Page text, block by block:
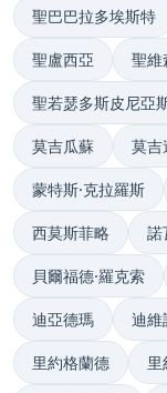
聖巴巴拉多埃斯特
聖盧西亞 聖維
聖若瑟多斯皮尼亞
莫吉瓜蘇 莫吉
蒙特斯·克拉羅斯
西莫斯菲略 諾
貝爾福德·羅克索
迪亞德瑪 迪維
里約格蘭德 里